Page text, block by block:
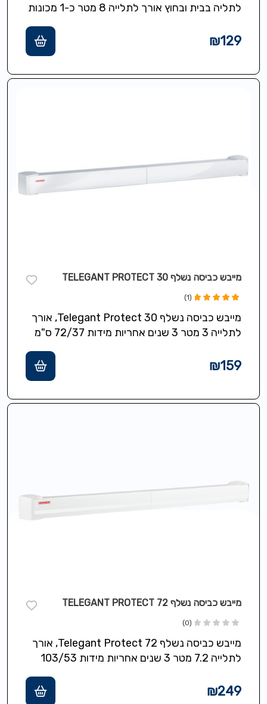
לתליה בבית ובחוץ אורך לתלייה 8 מטר כ-1 מכונות
₪129
מייבש כביסה נשלף 30 TELEGANT PROTECT
5.00
(1)
מייבש כביסה נשלף 30 Telegant Protect, אורך
לתלייה 3 מטר 3 שנים אחריות מידות 72/37 ס"מ
₪159
מייבש כביסה נשלף 72 TELEGANT PROTECT
(0)
מייבש כביסה נשלף 72 Telegant Protect, אורך
לתלייה 7.2 מטר 3 שנים אחריות מידות 103/53
₪249